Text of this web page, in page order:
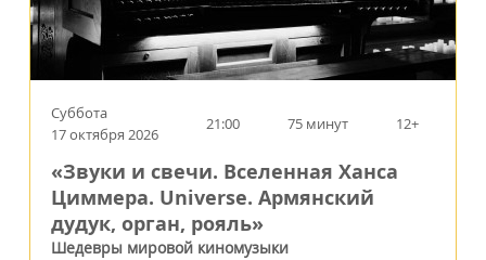
Суббота
17 октября 2026
21:00 75 минут 12+
«Звуки и свечи. Вселенная Ханса
Циммера. Universe. Армянский
дудук, орган, рояль»
Шедевры мировой киномузыки